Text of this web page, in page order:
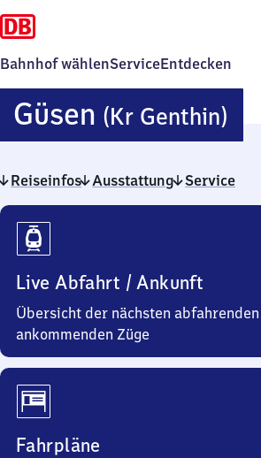
Bahnhof wählenServiceEntdecken
Güsen (Kr Genthin)
Reiseinfos Ausstattung Service
Reiseinfos
Live Abfahrt / Ankunft
Übersicht der nächsten abfahrenden
ankommenden Züge
Fahrpläne